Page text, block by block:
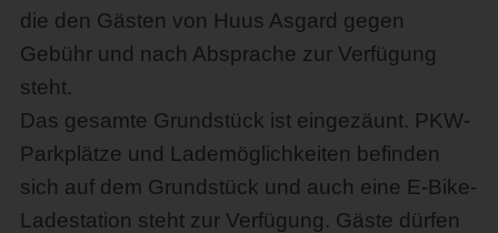
die den Gästen von Huus Asgard gegen
Gebühr und nach Absprache zur Verfügung
steht.
Das gesamte Grundstück ist eingezäunt. PKW-
Parkplätze und Lademöglichkeiten befinden
sich auf dem Grundstück und auch eine E-Bike-
Ladestation steht zur Verfügung. Gäste dürfen